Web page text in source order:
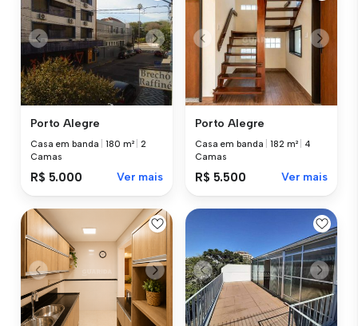
Porto Alegre
Casa em banda |180 m² |2
Camas
R$ 5.000 Ver mais
Porto Alegre
Casa em banda |182 m²
4
Camas
R$ 5.500 Ver mais